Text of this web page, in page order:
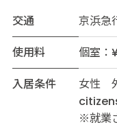
交通
京浜急
使用料
個室
入居条件
女性
※就業